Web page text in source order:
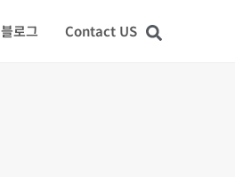
블로그 Contact US